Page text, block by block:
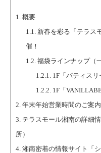
1. 概要
1.1.
新春を彩る「テラス
催！
1.2. 福袋ラインナップ（
1.2.1.
1F「パティスリ
1.2.2. 1F「
2. 年末年始営業時間のご案内
3. テラスモール湘南の詳細
所）
4. 湘南密着の情報サイト「